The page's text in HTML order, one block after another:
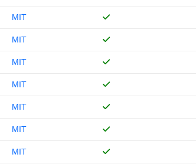
MIT
MIT
MIT
MIT
MIT
MIT
MIT